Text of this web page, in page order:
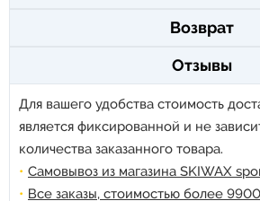
Возврат
Отзывы
Для вашего удобства стоимость
является фиксированной и не
количества заказанного товара.
Самовывоз из магазина SKIWAX
Все заказы, стоимостью более